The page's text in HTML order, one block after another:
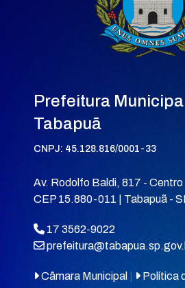
Prefeitura
Tabapuã
CNPJ: 45.128.816/0001-33
Av. Rodolfo Baldi, 817 - Centro
CEP 15.880-011 | Tabapuã -
17 3562-9022
Câmara Municipal Política